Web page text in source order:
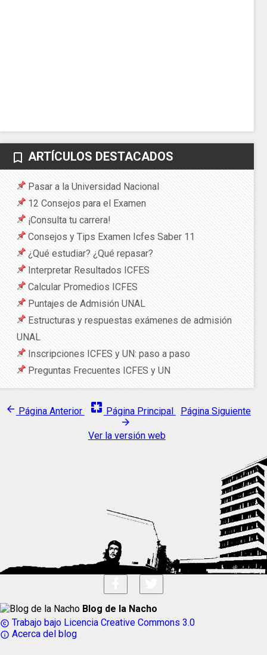
bookmark_border ARTÍCULOS DESTACADOS
Pasar a la Universidad Nacional
12 Consejos para el Examen
¡Consulta tu carrera!
Consejos y Tips Examen Icfes Saber 11
¿Qué estudiar? ¿Qué repasar?
Interpretar Resultados ICFES
Calcular Promedios ICFES
Puntajes de Admisión UNAL
Estructuras y respuestas exámenes de admisión
UNAL
Inscripciones ICFES y UN: paso a paso
Preguntas Frecuentes ICFES y UN
arrow_back Página Anterior pages Página Principal Página Siguiente
arrow_forward
Ver la versión web
Blog de la Nacho
copyright Trabajo bajo Licencia Creative Commons 3.0
info_outline Acerca del blog